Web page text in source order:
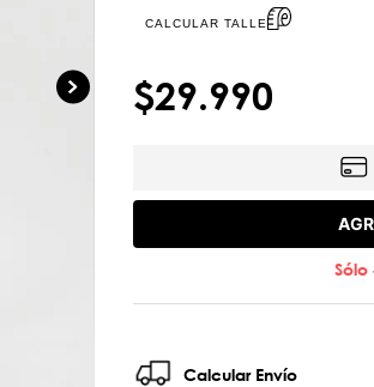
CALCULAR TALLE
$29.990
Sólo
Calcular Envío